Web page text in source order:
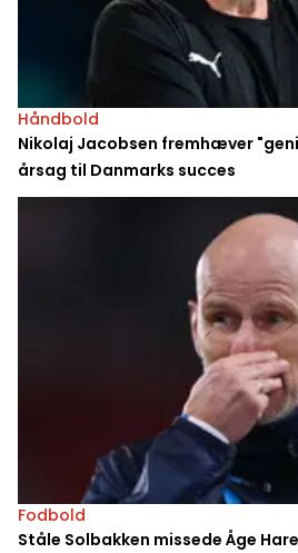
Håndbold
Nikolaj Jacobsen fremhæver
årsag til Danmarks succes
Fodbold
Ståle Solbakken missede Åge